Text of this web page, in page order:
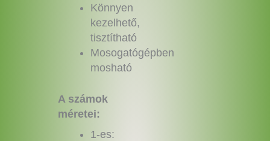
Könnyen
kezelhető,
tisztítható
Mosogatógépben
mosható
A számok
méretei:
1-es: